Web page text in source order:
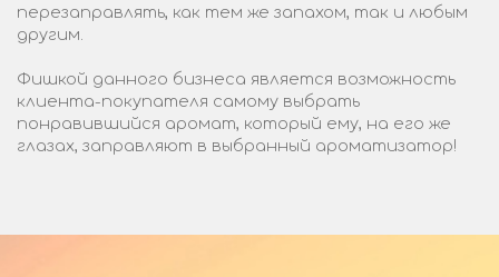
перезаправлять, как тем же запахом, так и любым
другим.
Фишкой данного бизнеса является возможность
клиента-покупателя самому выбрать
понравившийся аромат, который ему, на его же
глазах, заправляют в выбранный ароматизатор!